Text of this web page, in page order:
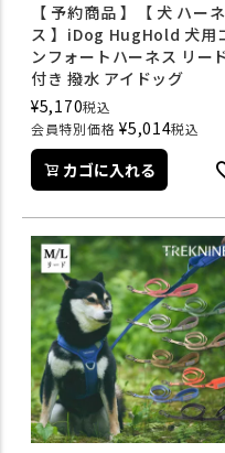
【 予約商品 】【 犬 ハーネ
ス 】iDog HugHold 犬用
ンフォートハーネス リー
付き 撥水 アイドッグ
¥5,170税込
会員特別価格 ¥5,014税込
カゴに入れる